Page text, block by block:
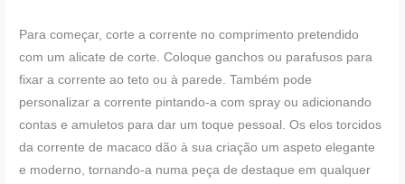
Para começar, corte a corrente no comprimento pretendido
com um alicate de corte. Coloque ganchos ou parafusos para
fixar a corrente ao teto ou à parede. Também pode
personalizar a corrente pintando-a com spray ou adicionando
contas e amuletos para dar um toque pessoal. Os elos torcidos
da corrente de macaco dão à sua criação um aspeto elegante
e moderno, tornando-a numa peça de destaque em qualquer